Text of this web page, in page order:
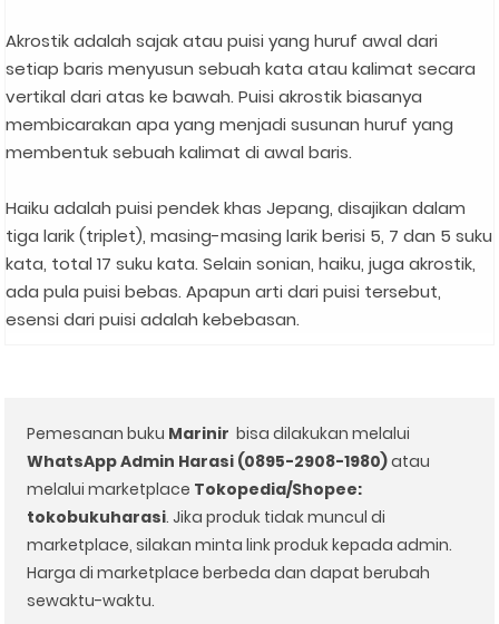
Akrostik adalah sajak atau puisi yang huruf awal dari
setiap baris menyusun sebuah kata atau kalimat secara
vertikal dari atas ke bawah. Puisi akrostik biasanya
membicarakan apa yang menjadi susunan huruf yang
membentuk sebuah kalimat di awal baris.⁣
Haiku adalah puisi pendek khas Jepang, disajikan dalam
tiga larik (triplet), masing-masing larik berisi 5, 7 dan 5 suku
kata, total 17 suku kata. Selain sonian, haiku, juga akrostik,
ada pula puisi bebas. Apapun arti dari puisi tersebut,
esensi dari puisi adalah kebebasan. ⁣
Pemesanan buku Marinir ⁣ bisa dilakukan melalui
WhatsApp Admin Harasi (0895-2908-1980)atau
melalui marketplace Tokopedia/Shopee:
tokobukuharasi. Jika produk tidak muncul di
marketplace, silakan minta link produk kepada admin.
Harga di marketplace berbeda dan dapat berubah
sewaktu-waktu.